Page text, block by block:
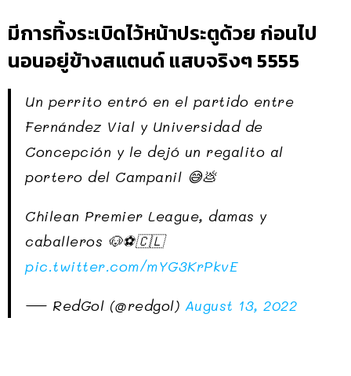
มีการทิ้งระเบิดไว้หน้าประตูด้วย ก่อนไป
นอนอยู่ข้างสแตนด์ แสบจริงๆ 5555
Un perrito entró en el partido entre
Fernández Vial y Universidad de
Concepción y le dejó un regalito al
portero del Campanil 😅💩
Chilean Premier League, damas y
caballeros 🐶⚽🇨🇱
pic.twitter.com/mYG3KrPkvE
— RedGol (@redgol) August 13, 2022